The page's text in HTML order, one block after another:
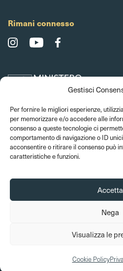
Gestisci
Per fornire le migliori esperienze,
per memorizzare e/o accedere alle
consenso a queste tecnologie ci
comportamento di navigazione o ID
acconsentire o ritirare il consenso può
caratteristiche e funzioni.
Accetta
Nega
Visualizza le
Cookie Policy
Rimani connesso
© 2026 Musei del Bargello.
Amministrazione
Cookie Policy